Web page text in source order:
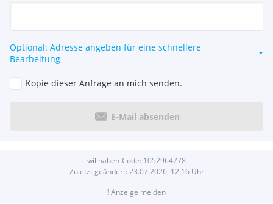
Optional: Adresse angeben für eine schnellere
Bearbeitung
Kopie dieser Anfrage an mich senden.
E-Mail absenden
willhaben-Code: 1052964778
Zuletzt geändert: 23.07.2026, 12:16Uhr
!Anzeige melden